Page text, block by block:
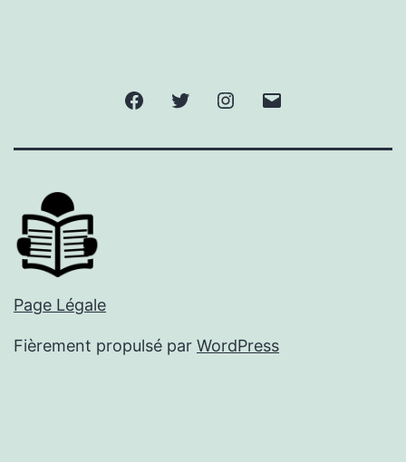
FacebookTwitter Instagram
Page Légale
Fièrement propulsé par WordPress